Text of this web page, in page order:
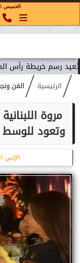
الخميس 6 أغسطس 2026
رأس المال في
الرئيسية الفن
مروة
وتعود
الإثنين